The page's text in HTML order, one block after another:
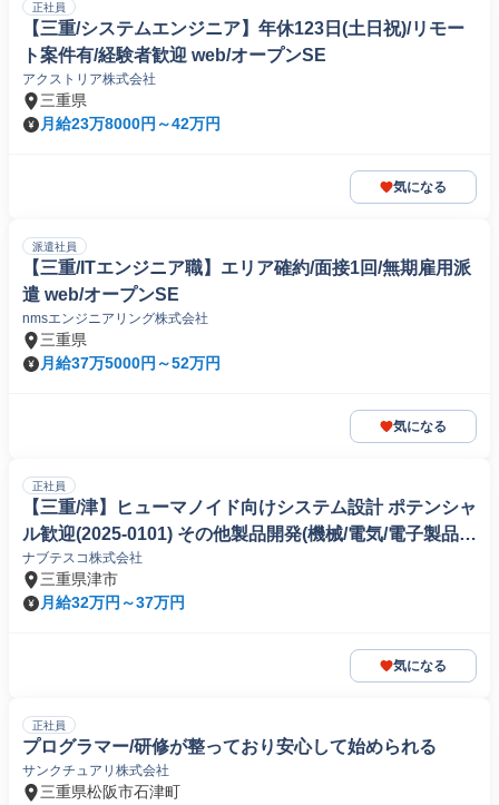
正社員
【三重/システムエンジニア】年休123日(土日祝)/リモー
ト案件有/経験者歓迎 web/オープンSE
アクストリア株式会社
三重県
月給23万8000円～42万円
気になる
派遣社員
【三重/ITエンジニア職】エリア確約/面接1回/無期雇用派
遣 web/オープンSE
nmsエンジニアリング株式会社
三重県
月給37万5000円～52万円
気になる
正社員
【三重/津】ヒューマノイド向けシステム設計 ポテンシャ
ル歓迎(2025-0101) その他製品開発(機械/電気/電子製品専
門職)
ナブテスコ株式会社
三重県津市
月給32万円～37万円
気になる
正社員
プログラマー/研修が整っており安心して始められる
サンクチュアリ株式会社
三重県松阪市石津町